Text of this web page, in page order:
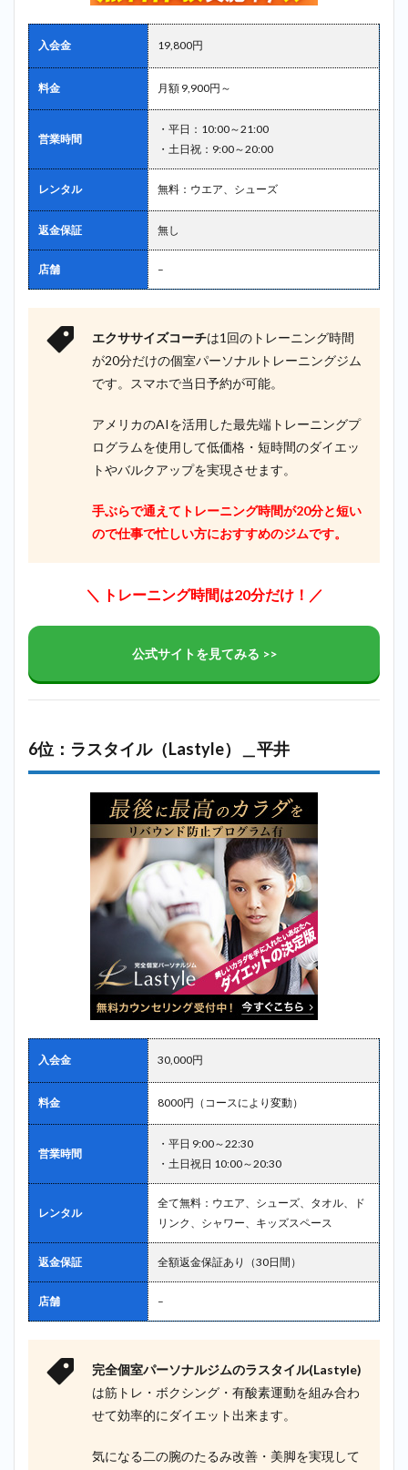
入会金 19,800円
料金 月額 9,900円～
営業時間
・平日：10:00～21:00
・土日祝：9:00～20:00
レンタル 無料：ウエア、シューズ
返金保証 無し
店舗 –
エクササイズコーチは1回のトレーニング時間
が20分だけの個室パーソナルトレーニングジム
です。スマホで当日予約が可能。
アメリカのAIを活用した最先端トレーニングプ
ログラムを使用して低価格・短時間のダイエッ
トやバルクアップを実現させます。
手ぶらで通えてトレーニング時間が20分と短い
ので仕事で忙しい方におすすめのジムです。
＼ トレーニング時間は20分だけ！／
公式サイトを見てみる >>
6位：ラスタイル（Lastyle）＿平井
入会金 30,000円
料金 8000円（コースにより変動）
営業時間
・平日 9:00～22:30
・土日祝日 10:00～20:30
レンタル
全て無料：ウエア、シューズ、タオル、ド
リンク、シャワー、キッズスペース
返金保証 全額返金保証あり（30日間）
店舗 –
完全個室パーソナルジムのラスタイル(Lastyle)
は筋トレ・ボクシング・有酸素運動を組み合わ
せて効率的にダイエット出来ます。
気になる二の腕のたるみ改善・美脚を実現して